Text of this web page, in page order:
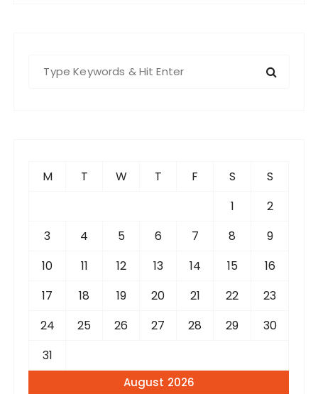
August 2026
M T W T F S
S
1
2
3
4 5 6 7 8
9
10
11 12 13 14 15
16
17
18 19 20 21 22
23
24
25 26 27 28 29
30
31